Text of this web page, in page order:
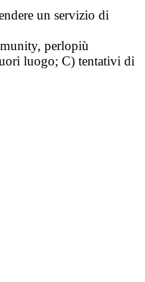
un servizio di
perlopiù
luogo; C) tentativi di